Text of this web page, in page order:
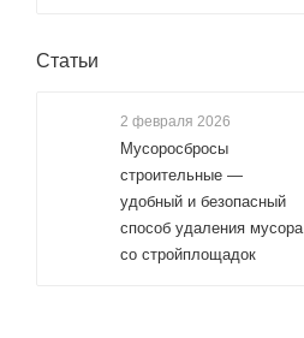
Статьи
2 февраля 2026
Мусоросбросы
строительные —
удобный и безопасный
способ удаления мусора
со стройплощадок